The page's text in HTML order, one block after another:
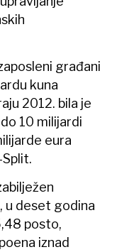
građani
kuna
2012. bila je
10 milijardi
eura
u deset godina
posto,
iznad